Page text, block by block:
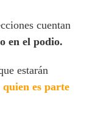
cuentan
en el podio.
estarán
es parte